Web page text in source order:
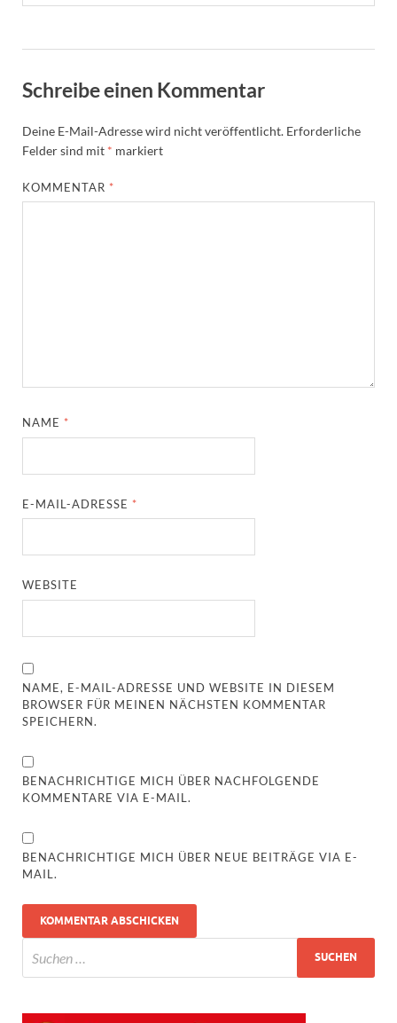
Schreibe einen Kommentar
Deine E-Mail-Adresse wird nicht veröffentlicht. Erforderliche
Felder sind mit * markiert
KOMMENTAR *
NAME *
E-MAIL-ADRESSE *
WEBSITE
NAME, E-MAIL-ADRESSE UND WEBSITE IN DIESEM
BROWSER FÜR MEINEN NÄCHSTEN KOMMENTAR
SPEICHERN.
BENACHRICHTIGE MICH ÜBER NACHFOLGENDE
KOMMENTARE VIA E-MAIL.
BENACHRICHTIGE MICH ÜBER NEUE BEITRÄGE VIA E-
MAIL.